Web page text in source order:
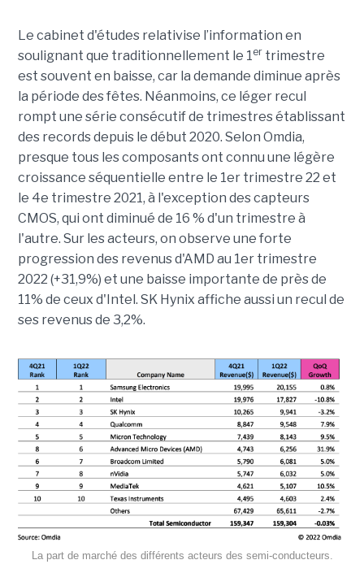
Le cabinet d'études relativise l’information en
soulignant que traditionnellement le 1er trimestre
est souvent en baisse, car la demande diminue après
la période des fêtes. Néanmoins, ce léger recul
rompt une série consécutif de trimestres établissant
des records depuis le début 2020. Selon Omdia,
presque tous les composants ont connu une légère
croissance séquentielle entre le 1er trimestre 22 et
le 4e trimestre 2021, à l'exception des capteurs
CMOS, qui ont diminué de 16 % d'un trimestre à
l'autre. Sur les acteurs, on observe une forte
progression des revenus d'AMD au 1er trimestre
2022 (+31,9%) et une baisse importante de près de
11% de ceux d'Intel. SK Hynix affiche aussi un recul de
ses revenus de 3,2%.
La part de marché des différents acteurs des semi-conducteurs.